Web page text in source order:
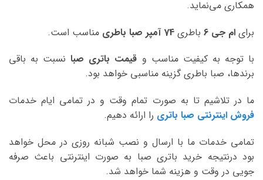
همکاری می‌نماید.
برای ام جی 6 باطری باطری مناسب است.
با توجه به کیفیت مناسب و قیمت باتری صبانسبت به باقی
برندها، صبا باطری گزینه مناسبی خواهد بود.
ما در تلاشیم تا به صورت تمام وقت و در تمامی ایام خدمات
فروش اینترنتی صبا باتری را ارائه دهیم.
تمامی خدمات ما با ارسال و نصب شبانه روزی در محل خواهد
بود درنتیجه خرید باتری صبا به صورت اینترنتی باعث صرفه
جویی در وقت و هزینه شما خواهد شد.